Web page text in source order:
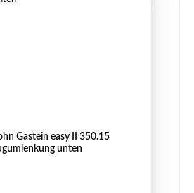
Gastein easy II 350.15
unten